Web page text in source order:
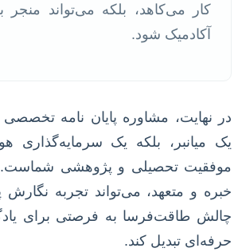
کار می‌کاهد، بلکه می‌تواند
آکادمیک شود.
در نهایت، مشاوره پایان نامه
یک میانبر، بلکه یک سرمایه‌گذاری
موفقیت تحصیلی و پژوهشی شماست.
خبره و متعهد، می‌تواند تجربه نگارش
چالش طاقت‌فرسا به فرصتی برای
حرفه‌ای تبدیل کند.